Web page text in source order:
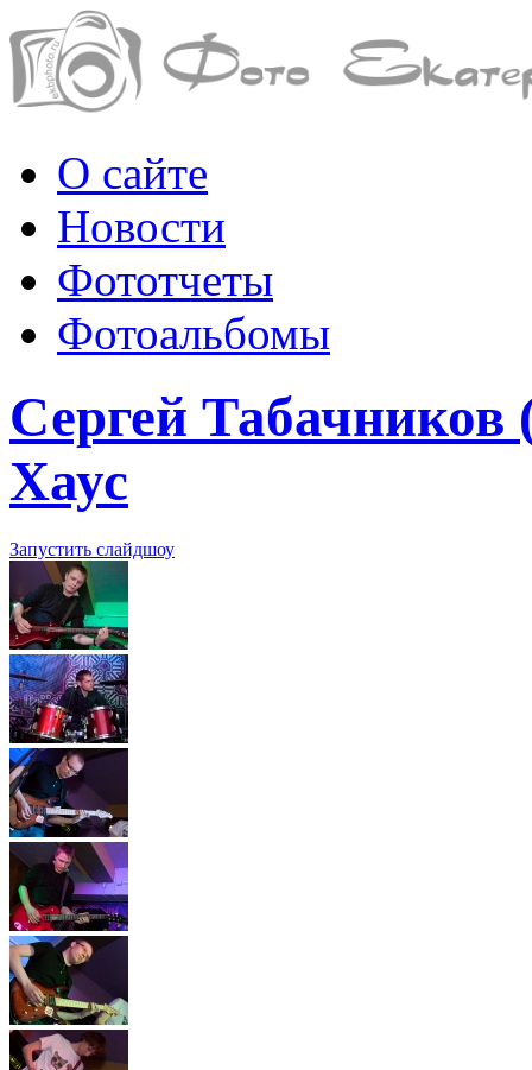
О сайте
Новости
Фототчеты
Фотоальбомы
Сергей Табачников
Хаус
Запустить слайдшоу